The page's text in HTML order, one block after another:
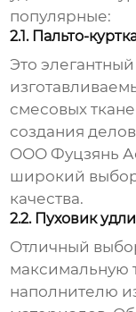
популярные:
2.1. Пальто-
Это
смесовых
создания
ООО Фуцзянь
широкий выбор
качества.
2.2. Пуховик
Отличный
максимальную
наполнителю